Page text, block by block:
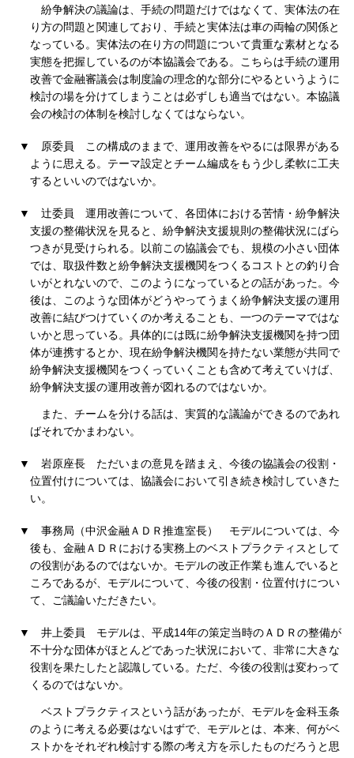
紛争解決の議論は、手続の問題だけではなくて、実体法の在
り方の問題と関連しており、手続と実体法は車の両輪の関係と
なっている。実体法の在り方の問題について貴重な素材となる
実態を把握しているのが本協議会である。こちらは手続の運用
改善で金融審議会は制度論の理念的な部分にやるというように
検討の場を分けてしまうことは必ずしも適当ではない。本協議
会の検討の体制を検討しなくてはならない。
▼ 原委員
この構成のままで、運用改善をやるには限界がある
ように思える。テーマ設定とチーム編成をもう少し柔軟に工夫
するといいのではないか。
▼ 辻委員
運用改善について、各団体における苦情・紛争解決
支援の整備状況を見ると、紛争解決支援規則の整備状況にばら
つきが見受けられる。以前この協議会でも、規模の小さい団体
では、取扱件数と紛争解決支援機関をつくるコストとの釣り合
いがとれないので、このようになっているとの話があった。今
後は、このような団体がどうやってうまく紛争解決支援の運用
改善に結びつけていくのか考えることも、一つのテーマではな
いかと思っている。具体的には既に紛争解決支援機関を持つ団
体が連携するとか、現在紛争解決機関を持たない業態が共同で
紛争解決支援機関をつくっていくことも含めて考えていけば、
紛争解決支援の運用改善が図れるのではないか。
また、チームを分ける話は、実質的な議論ができるのであれ
ばそれでかまわない。
▼ 岩原座長
ただいまの意見を踏まえ、今後の協議会の役割・
位置付けについては、協議会において引き続き検討していきた
い。
▼ 事務局（中沢金融ＡＤＲ推進室長）
モデルについては、今
後も、金融ＡＤＲにおける実務上のベストプラクティスとして
の役割があるのではないか。モデルの改正作業も進んでいると
ころであるが、モデルについて、今後の役割・位置付けについ
て、ご議論いただきたい。
▼ 井上委員
モデルは、平成14年の策定当時のＡＤＲの整備が
不十分な団体がほとんどであった状況において、非常に大きな
役割を果たしたと認識している。ただ、今後の役割は変わって
くるのではないか。
ベストプラクティスという話があったが、モデルを金科玉条
のように考える必要はないはずで、モデルとは、本来、何がベ
ストかをそれぞれ検討する際の考え方を示したものだろうと思